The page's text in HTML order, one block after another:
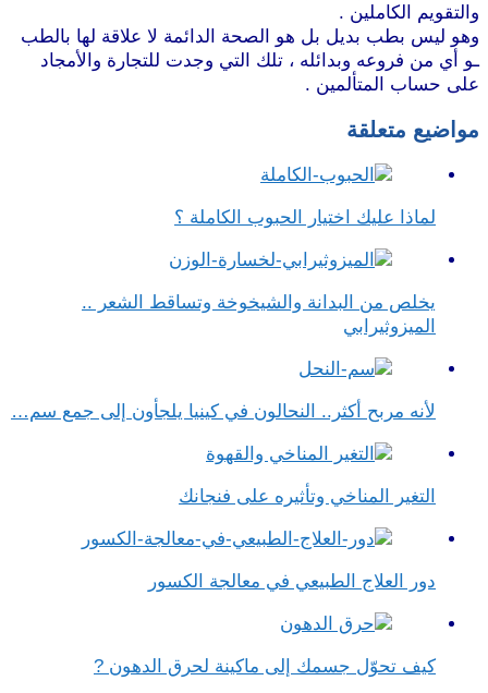
والتقويم الكاملين .
وهو ليس بطب بديل بل هو الصحة الدائمة لا علاقة لها بالطب
ـو أي من فروعه وبدائله ، تلك التي وجدت للتجارة والأمجاد
على حساب المتألمين .
مواضيع متعلقة
لماذا عليك اختيار الحبوب الكاملة ؟
يخلص من البدانة والشيخوخة وتساقط الشعر ..
الميزوثيرابي
لأنه مربح أكثر.. النحالون في كينيا يلجأون إلى جمع سم…
التغير المناخي وتأثيره على فنجانك
دور العلاج الطبيعي في معالجة الكسور
كيف تحوّل جسمك إلى ماكينة لحرق الدهون ?